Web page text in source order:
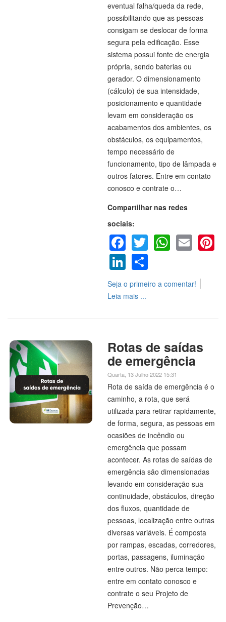
eventual falha/queda da rede,
possibilitando que as pessoas
consigam se deslocar de forma
segura pela edificação. Esse
sistema possui fonte de energia
própria, sendo baterias ou
gerador. O dimensionamento
(cálculo) de sua intensidade,
posicionamento e quantidade
levam em consideração os
acabamentos dos ambientes, os
obstáculos, os equipamentos,
tempo necessário de
funcionamento, tipo de lâmpada e
outros fatores. Entre em contato
conosco e contrate o…
Compartilhar nas redes
sociais:
Facebook
Twitter
LinkedIn
Share
Seja o primeiro a comentar!
Leia mais ...
Rotas de saídas
de emergência
Quarta, 13 Julho 2022 15:31
Rota de saída de emergência é o
caminho, a rota, que será
utilizada para retirar rapidamente,
de forma, segura, as pessoas em
ocasiões de incêndio ou
emergência que possam
acontecer. As rotas de saídas de
emergência são dimensionadas
levando em consideração sua
continuidade, obstáculos, direção
dos fluxos, quantidade de
pessoas, localização entre outras
diversas variáveis. É composta
por rampas, escadas, corredores,
portas, passagens, iluminação
entre outros. Não perca tempo:
entre em contato conosco e
contrate o seu Projeto de
Prevenção…